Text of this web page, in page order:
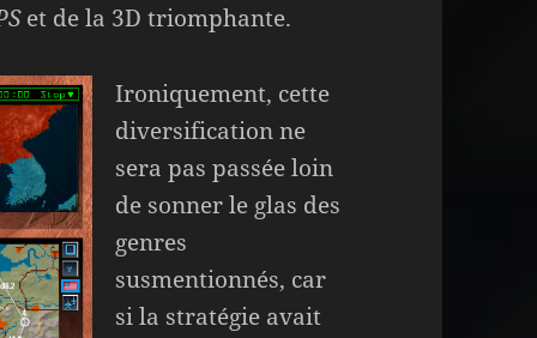
et de la 3D triomphante.
Ironiquement, cette
diversification ne
sera pas passée loin
de sonner le glas des
genres
susmentionnés, car
si la stratégie avait